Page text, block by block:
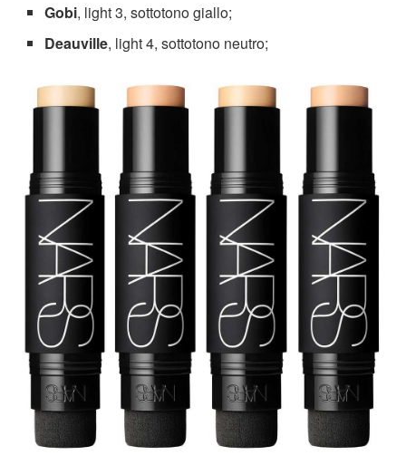
Gobi, light 3, sottotono giallo;
Deauville, light 4, sottotono neutro;